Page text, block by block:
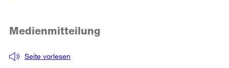
Seite vorlesen
Medienmitteilung